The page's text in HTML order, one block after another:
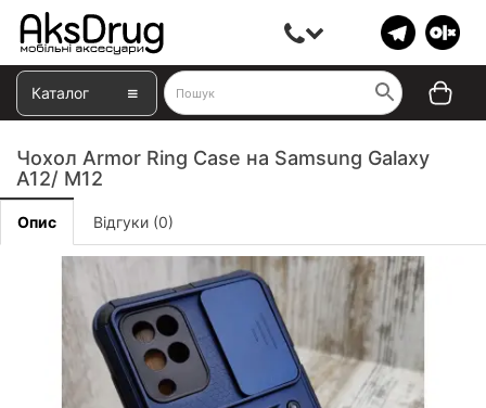
Каталог
Чохол Armor Ring Case на Samsung Galaxy
A12/ M12
Опис Відгуки (0)